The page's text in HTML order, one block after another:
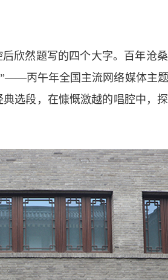
然题写的四个大字。百年沧
丙午年全国主流网络媒体主题
选段，在慷慨激越的唱腔中，